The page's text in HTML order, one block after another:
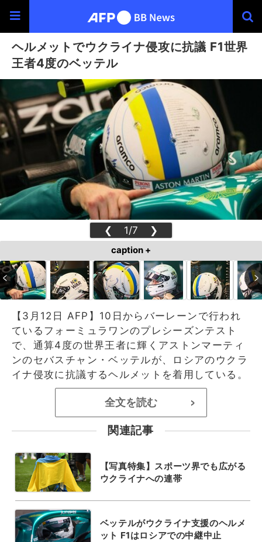
ヘルメットでウクライナ侵攻に抗議 F1世界
王者4度のベッテル
❮ 1/7 ❯
caption +
【3月12日 AFP】10日からバーレーンで行われ
ているフォーミュラワンのプレシーズンテスト
で、通算4度の世界王者に輝くアストンマーティ
ンのセバスチャン・ベッテルが、ロシアのウクラ
イナ侵攻に抗議するヘルメットを着用している。
全文を読む >
関連記事
【写真特集】スポーツ界でも広がる
ウクライナへの連帯
ベッテルがウクライナ支援のヘルメ
ット F1はロシアでの中継中止